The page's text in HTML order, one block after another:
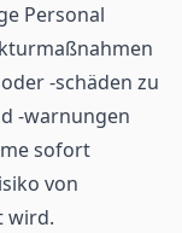
Personal
-schäden zu
-warnungen
sofort
von
wird.